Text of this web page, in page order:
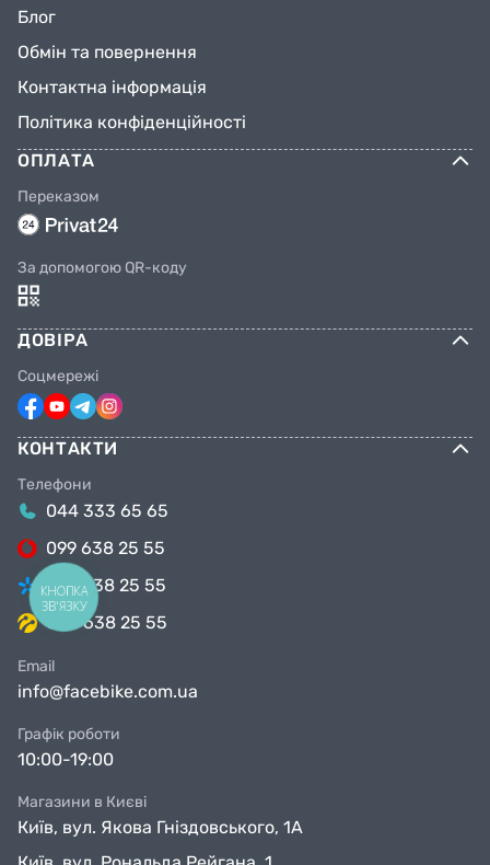
Блог
Обмін та повернення
Контактна інформація
Політика конфіденційності
ОПЛАТА
Переказом
За допомогою QR-коду
ДОВІРА
Соцмережі
КОНТАКТИ
Телефони
044 333 65 65
099 638 25 55
098 638 25 55
063 638 25 55
Email
info@facebike.com.ua
Графік роботи
10:00-19:00
Магазини в Києві
Київ, вул. Якова Гніздовського, 1А
КНОПКА
ЗВ'ЯЗКУ